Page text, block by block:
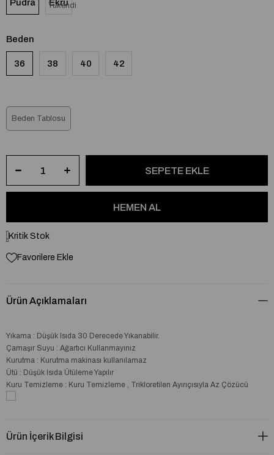
Pudra Tükendi
Ekru
Beden
36 38 40 42
Beden Tablosu
Kritik Stok
Favorilere Ekle
Ürün Açıklamaları
Yıkama : Düşük Isıda 30 Derecede Yıkanabilir.
Çamaşır Suyu : Ağartıcı Kullanmayınız
Kurutma : Kurutma makinası kullanılamaz
Ütü : Düşük Isıda Ütüleme Yapılır
Kuru Temizleme : Kuru Temizleme , Trikloretilen Ayırıçısıyla Az Çözücü
Ürün İçerik Bilgisi